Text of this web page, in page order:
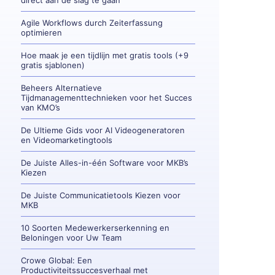
Agile Workflows durch Zeiterfassung
optimieren
Hoe maak je een tijdlijn met gratis tools (+9
gratis sjablonen)
Beheers Alternatieve
Tijdmanagementtechnieken voor het Succes
van KMO’s
De Ultieme Gids voor AI Videogeneratoren
en Videomarketingtools
De Juiste Alles-in-één Software voor MKB’s
Kiezen
De Juiste Communicatietools Kiezen voor
MKB
10 Soorten Medewerkerserkenning en
Beloningen voor Uw Team
Crowe Global: Een
Productiviteitssuccesverhaal met